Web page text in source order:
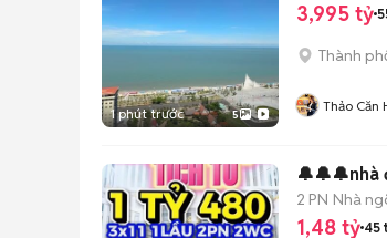
1 phút trước 5
3,995 tỷ
Thành
Thảo Căn
2 PN Nhà
1,48 tỷ 45